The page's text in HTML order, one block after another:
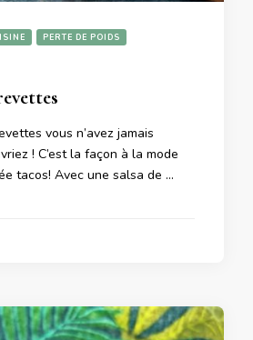
PERTE DE POIDS
vous n’avez jamais
! C’est la façon à la mode
tacos! Avec une salsa de …